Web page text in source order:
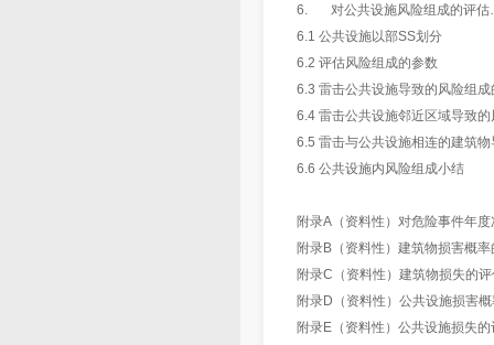
6. 对公共设施风险组
6.1 公共设施以部SS划分
6.2 评估风险组成的参数
6.3 雷击公共设施导致的风险组成
6.4 雷击公共设施邻近区域导致
6.5 雷击与公共设施相连的建筑
6.6 公共设施内风险组成小结
附录A（资料性）对危险
附录B（资料性）建筑物
附录C（资料性）建筑
附录D（资料性）公共设
附录E（资料性）公共设